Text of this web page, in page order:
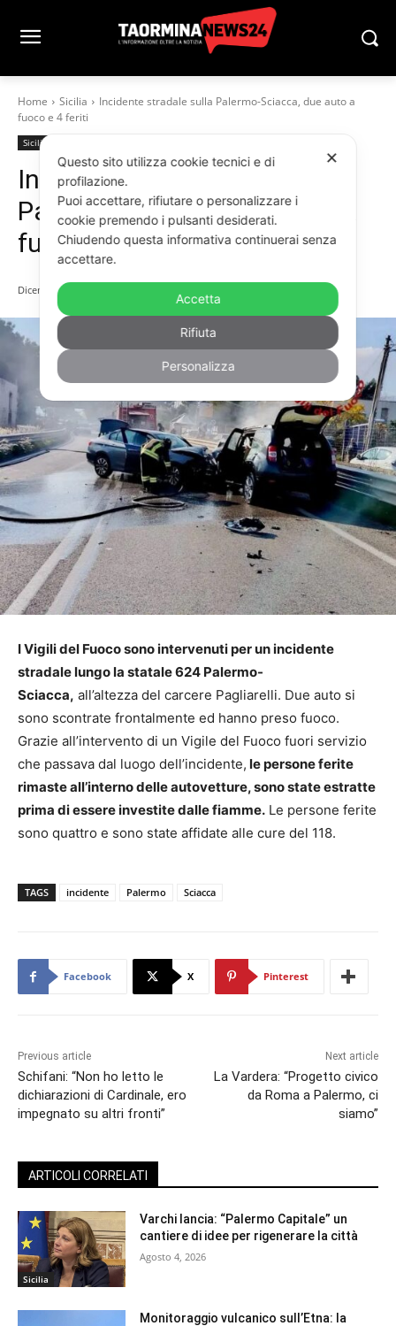
Home Sicilia
Incidente stradale sulla Palermo-Sciacca, due auto a
fuoco e 4 feriti
Sicilia
Incidente stradale sulla
Palermo-Sciacca, due auto a
fuoco e 4 feriti
Dicembre 14, 2025
I Vigili del Fuoco sono intervenuti per un incidente
stradale lungo la statale 624 Palermo-
Sciacca, all’altezza del carcere Pagliarelli. Due auto si
sono scontrate frontalmente ed hanno preso fuoco.
Grazie all’intervento di un Vigile del Fuoco fuori servizio
che passava dal luogo dell’incidente, le persone ferite
rimaste all’interno delle autovetture, sono state estratte
prima di essere investite dalle fiamme. Le persone ferite
sono quattro e sono state affidate alle cure del 118.
TAGS incidente Palermo Sciacca
Facebook X Pinterest
Previous article
Schifani: “Non ho letto le
dichiarazioni di Cardinale, ero
impegnato su altri fronti”
Next article
La Vardera: “Progetto civico
da Roma a Palermo, ci
siamo”
ARTICOLI CORRELATI
Sicilia
Varchi lancia: “Palermo Capitale” un
cantiere di idee per rigenerare la città
Agosto 4, 2026
Monitoraggio vulcanico sull’Etna: la
✕
Questo sito utilizza cookie tecnici e di
profilazione.
Puoi accettare, rifiutare o personalizzare i
cookie premendo i pulsanti desiderati.
Chiudendo questa informativa continuerai senza
accettare.
Accetta
Rifiuta
Personalizza